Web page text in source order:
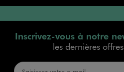
Inscrivez-vous à notre
les dernières